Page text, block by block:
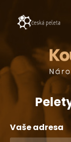
Vaše adresa